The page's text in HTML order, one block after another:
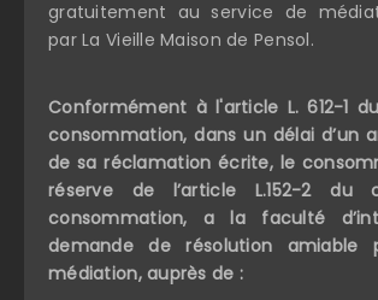
gratuitement au service de
par La Vieille Maison de Pensol.
Conformément à l'article L. 612-1
consommation, dans un délai d’un
de sa réclamation écrite, le
réserve de l’article L.152-2
consommation, a la faculté
demande de résolution amiable
médiation, auprès de :